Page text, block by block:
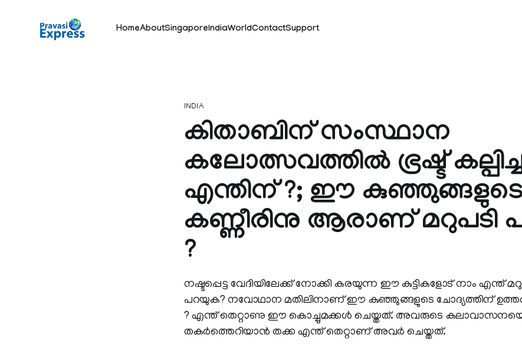
HomeAboutSingaporeIndiaWorldContactSupport
INDIA
കിതാബിന് സംസ്ഥാന
കലോത്സവത്തിൽ ഭ്രഷ്ട്
എന്തിന് ?; ഈ കുഞ്ഞുങ്ങളുടെ
കണ്ണീരിനു ആരാണ് മറുപടി
?
നഷ്ടപ്പെട്ട വേദിയിലേക്ക് നോക്കി കരയുന്ന ഈ കുട്ടികളോട് നാം എന്ത്
പറയുക? നവോഥാന മതിലിനാണ് ഈ കുഞ്ഞുങ്ങളുടെ ചോദ്യത്തിന്
? എന്ത് തെറ്റാണു ഈ കൊച്ചുമക്കള്‍ ചെയ്തത്. അവരുടെ
തകര്‍ത്തെറിയാന്‍ തക്ക എന്ത് തെറ്റാണ് അവര്‍ ചെയ്തത്.